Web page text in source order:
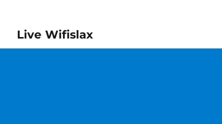
Live Wifislax